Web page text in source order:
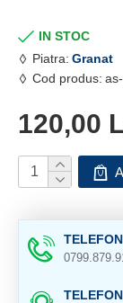
IN STOC
Piatra: Granat
Cod produs:
120,00